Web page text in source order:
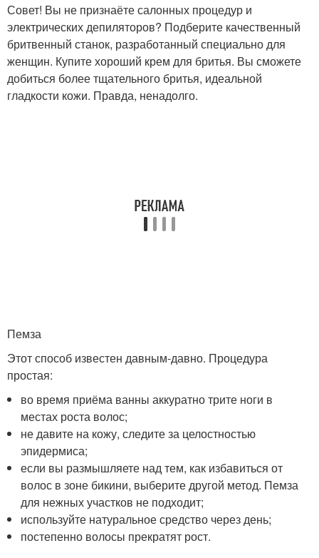
Совет! Вы не признаёте салонных процедур и
электрических депиляторов? Подберите качественный
бритвенный станок, разработанный специально для
женщин. Купите хороший крем для бритья. Вы сможете
добиться более тщательного бритья, идеальной
гладкости кожи. Правда, ненадолго.
Пемза
Этот способ известен давным-давно. Процедура
простая:
во время приёма ванны аккуратно трите ноги в
местах роста волос;
не давите на кожу, следите за целостностью
эпидермиса;
если вы размышляете над тем, как избавиться от
волос в зоне бикини, выберите другой метод. Пемза
для нежных участков не подходит;
используйте натуральное средство через день;
постепенно волосы прекратят рост.